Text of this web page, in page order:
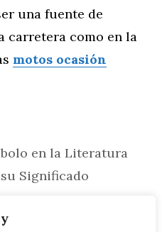
una fuente de
carretera como en la
motos ocasión
en la Literatura
Significado
la Libertad de